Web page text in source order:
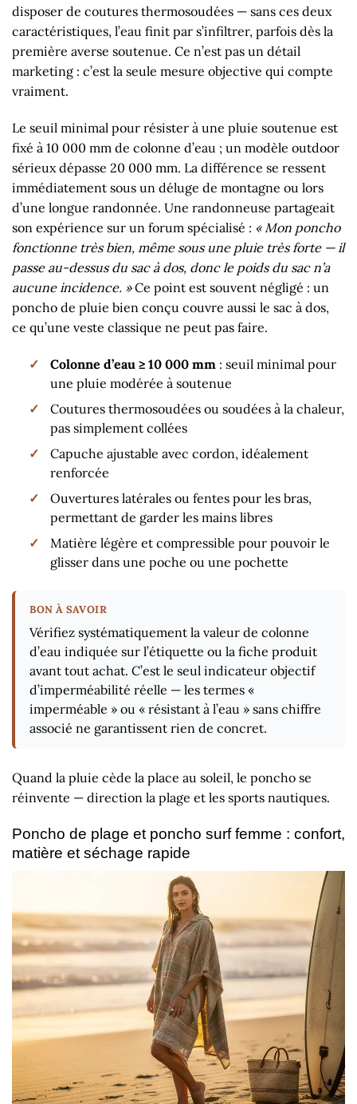
disposer de coutures thermosoudées — sans ces deux
caractéristiques, l’eau finit par s’infiltrer, parfois dès la
première averse soutenue. Ce n’est pas un détail
marketing : c’est la seule mesure objective qui compte
vraiment.
Le seuil minimal pour résister à une pluie soutenue est
fixé à 10 000 mm de colonne d’eau ; un modèle outdoor
sérieux dépasse 20 000 mm. La différence se ressent
immédiatement sous un déluge de montagne ou lors
d’une longue randonnée. Une randonneuse partageait
son expérience sur un forum spécialisé : « Mon poncho
fonctionne très bien, même sous une pluie très forte — il
passe au-dessus du sac à dos, donc le poids du sac n’a
aucune incidence. »Ce point est souvent négligé : un
poncho de pluie bien conçu couvre aussi le sac à dos,
ce qu’une veste classique ne peut pas faire.
Colonne d’eau ≥ 10 000 mm : seuil minimal pour
une pluie modérée à soutenue
Coutures thermosoudées ou soudées à la chaleur,
pas simplement collées
Capuche ajustable avec cordon, idéalement
renforcée
Ouvertures latérales ou fentes pour les bras,
permettant de garder les mains libres
Matière légère et compressible pour pouvoir le
glisser dans une poche ou une pochette
Vérifiez systématiquement la valeur de colonne
d’eau indiquée sur l’étiquette ou la fiche produit
avant tout achat. C’est le seul indicateur objectif
d’imperméabilité réelle — les termes «
imperméable » ou « résistant à l’eau » sans chiffre
associé ne garantissent rien de concret.
Quand la pluie cède la place au soleil, le poncho se
réinvente — direction la plage et les sports nautiques.
Poncho de plage et poncho surf femme : confort,
matière et séchage rapide